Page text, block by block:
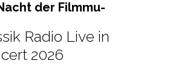
der Film­mu­
Radio Live in
2026